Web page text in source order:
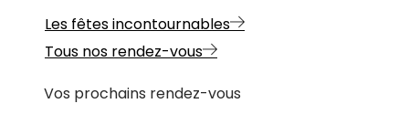
Les fêtes incontournables
Tous nos rendez-vous
Vos prochains rendez-vous